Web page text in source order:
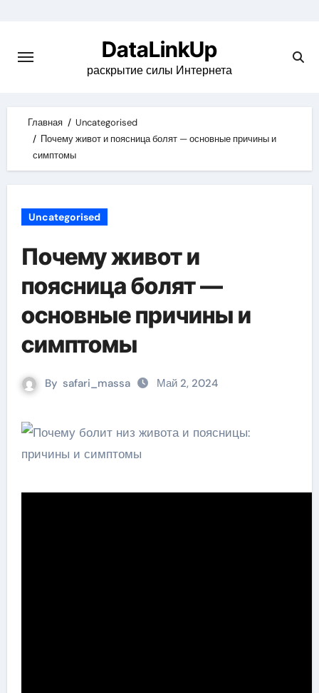
content
DataLinkUp
раскрытие силы Интернета
Главная
Uncategorised
Почему живот и поясница болят — основные причины и
симптомы
Uncategorised
Почему живот и
поясница болят —
основные причины и
симптомы
By safari_massa Май 2, 2024